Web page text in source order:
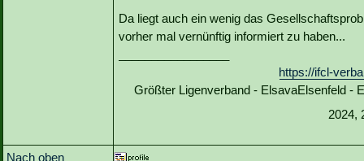
Da liegt auch ein wenig das
vorher mal vernünftig informiert zu haben...
https://ifcl-
Größter Ligenverband - ElsavaElsenfeld -
2024,
Nach oben